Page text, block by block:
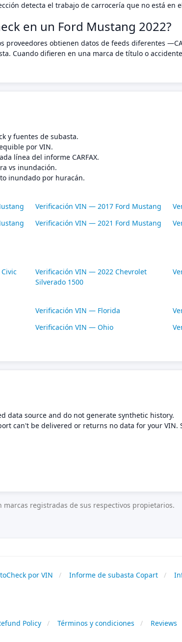
detecta el trabajo de carrocería que no está en
en un Ford Mustang 2022?
proveedores obtienen datos de feeds diferentes
Cuando difieren en una marca de título o
y fuentes de subasta.
por VIN.
línea del informe CARFAX.
vs inundación.
inundado por huracán.
Verificación VIN — 2017 Ford Mustang
Verificación VIN — 2021 Ford Mustang
Verificación VIN — 2022 Chevrolet
Silverado 1500
Verificación VIN — Florida
Verificación VIN — Ohio
data source and do not generate synthetic history.
can't be delivered or returns no data for your VIN.
marcas registradas de sus respectivos propietarios.
por VIN Informe de subasta Copart
Policy Términos y condiciones Reviews